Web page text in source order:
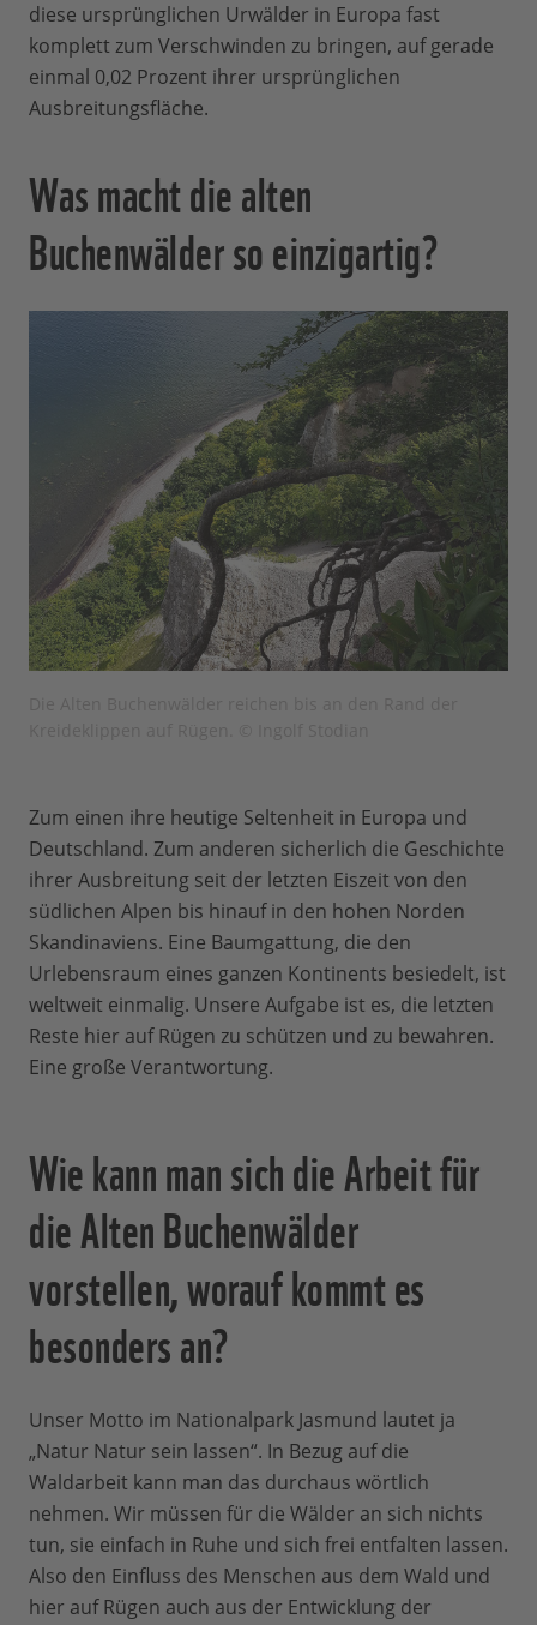
diese ursprünglichen Urwälder in Europa fast
komplett zum Verschwinden zu bringen, auf gerade
einmal 0,02 Prozent ihrer ursprünglichen
Ausbreitungsfläche.
Was macht die alten
Buchenwälder so einzigartig?
Zum einen ihre heutige Seltenheit in Europa und
Deutschland. Zum anderen sicherlich die Geschichte
ihrer Ausbreitung seit der letzten Eiszeit von den
südlichen Alpen bis hinauf in den hohen Norden
Skandinaviens. Eine Baumgattung, die den
Urlebensraum eines ganzen Kontinents besiedelt, ist
weltweit einmalig. Unsere Aufgabe ist es, die letzten
Reste hier auf Rügen zu schützen und zu bewahren.
Eine große Verantwortung.
Wie kann man sich die Arbeit für
die Alten Buchenwälder
vorstellen, worauf kommt es
besonders an?
Unser Motto im Nationalpark Jasmund lautet ja
„Natur Natur sein lassen“. In Bezug auf die
Waldarbeit kann man das durchaus wörtlich
nehmen. Wir müssen für die Wälder an sich nichts
tun, sie einfach in Ruhe und sich frei entfalten lassen.
Also den Einfluss des Menschen aus dem Wald und
hier auf Rügen auch aus der Entwicklung der